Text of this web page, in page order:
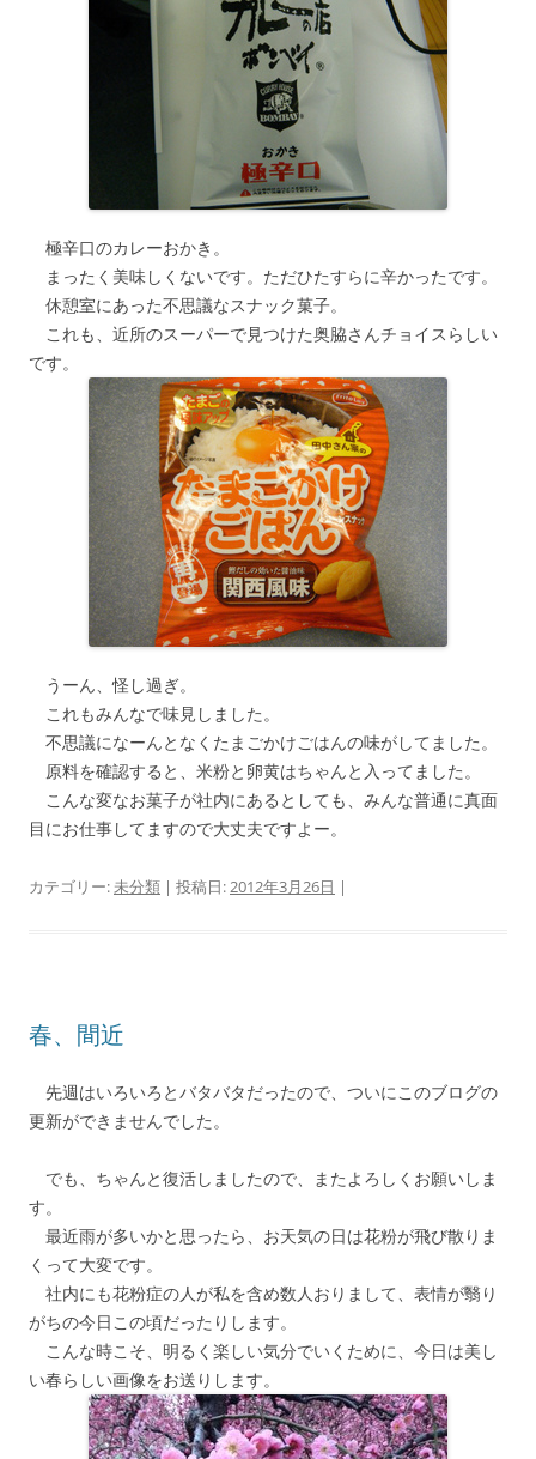
極辛口のカレーおかき。
まったく美味しくないです。ただひたすらに辛かったです。
休憩室にあった不思議なスナック菓子。
これも、近所のスーパーで見つけた奥脇さんチョイスらしい
です。
うーん、怪し過ぎ。
これもみんなで味見しました。
不思議になーんとなくたまごかけごはんの味がしてました。
原料を確認すると、米粉と卵黄はちゃんと入ってました。
こんな変なお菓子が社内にあるとしても、みんな普通に真面
目にお仕事してますので大丈夫ですよー。
カテゴリー:未分類 | 投稿日:2012年3月26日 |
春、間近
先週はいろいろとバタバタだったので、ついにこのブログの
更新ができませんでした。
でも、ちゃんと復活しましたので、またよろしくお願いしま
す。
最近雨が多いかと思ったら、お天気の日は花粉が飛び散りま
くって大変です。
社内にも花粉症の人が私を含め数人おりまして、表情が翳り
がちの今日この頃だったりします。
こんな時こそ、明るく楽しい気分でいくために、今日は美し
い春らしい画像をお送りします。